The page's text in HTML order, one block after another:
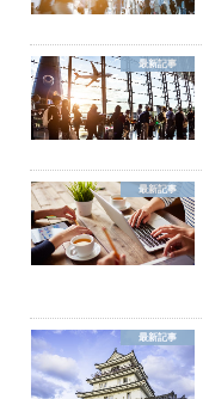
最新記事
最新記事
最新記事